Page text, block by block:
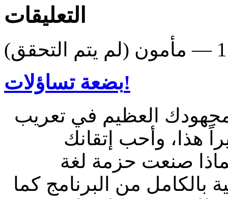
التعليقات
بضعة تساؤلات!
العظيم في تعريب
هذا، وأحب إتقانك
لي بضعة أسئلة هنا: 1- لماذا صنعت حزمة لغة
من البرنامج كما